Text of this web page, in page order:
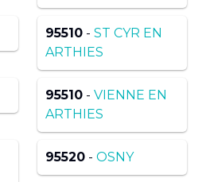
95510 - ST CYR EN
ARTHIES
95510 - VIENNE EN
ARTHIES
95520 - OSNY